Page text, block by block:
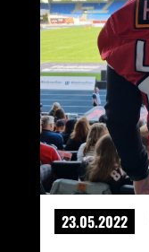
23.05.2022